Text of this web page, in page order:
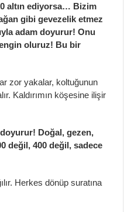
altın ediyorsa… Bizim
gibi gevezelik etmez
adam doyurur! Onu
oluruz! Bu bir
zor yakalar, koltuğunun
Kaldırımın köşesine ilişir
Doğal, gezen,
değil, 400 değil, sadece
Herkes dönüp suratına